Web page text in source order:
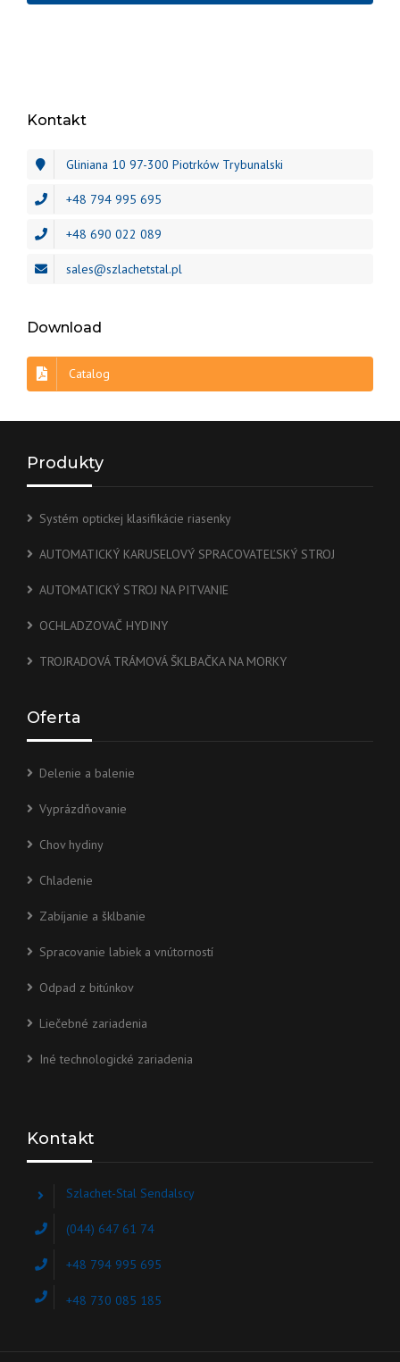
Kontakt
Gliniana 10 97-300 Piotrków Trybunalski
+48 794 995 695
+48 690 022 089
sales@szlachetstal.pl
Download
Catalog
Produkty
Systém optickej klasifikácie riasenky
AUTOMATICKÝ KARUSELOVÝ SPRACOVATEĽSKÝ STROJ
AUTOMATICKÝ STROJ NA PITVANIE
OCHLADZOVAČ HYDINY
TROJRADOVÁ TRÁMOVÁ ŠKLBAČKA NA MORKY
Oferta
Delenie a balenie
Vyprázdňovanie
Chov hydiny
Chladenie
Zabíjanie a šklbanie
Spracovanie labiek a vnútorností
Odpad z bitúnkov
Liečebné zariadenia
Iné technologické zariadenia
Kontakt
Szlachet-Stal Sendalscy
(044) 647 61 74
+48 794 995 695
+48 730 085 185